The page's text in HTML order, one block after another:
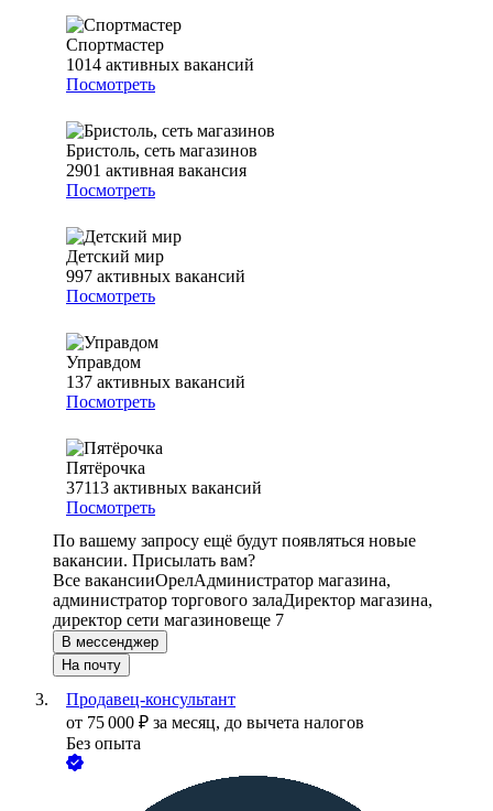
Спортмастер
1014 активных вакансий
Посмотреть
Бристоль, сеть магазинов
2901 активная вакансия
Посмотреть
Детский мир
997 активных вакансий
Посмотреть
Управдом
137 активных вакансий
Посмотреть
Пятёрочка
37113 активных вакансий
Посмотреть
По вашему запросу ещё будут появляться новые
вакансии. Присылать вам?
Все вакансииОрелАдминистратор магазина,
администратор торгового залаДиректор магазина,
директор сети магазиновеще 7
В мессенджер
На почту
Продавец-консультант
от 75 000 ₽ за месяц, до вычета налогов
Без опыта